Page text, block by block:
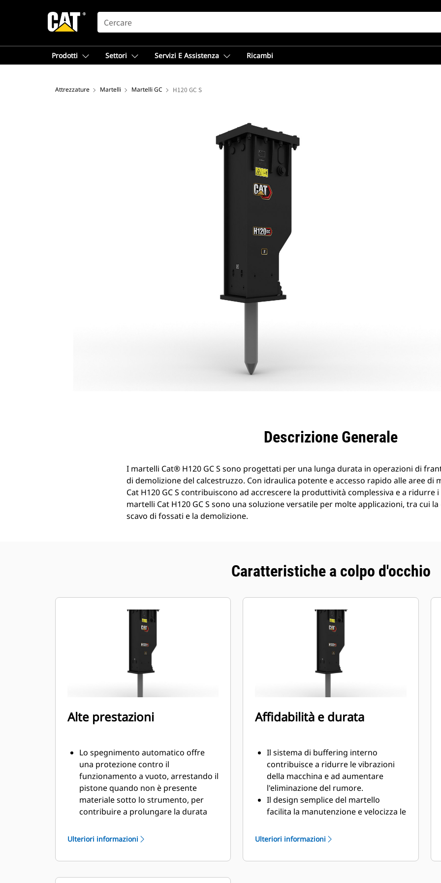
SEARCH
Prodotti Settori Servizi E Assistenza Ricambi
Attrezzature Martelli Martelli GC H120 GC S
Descrizione Generale
I martelli Cat® H120 GC S sono progettati per una lunga durata in operazioni di
di demolizione del calcestruzzo. Con idraulica potente e accesso rapido alle aree di
Cat H120 GC S contribuiscono ad accrescere la produttività complessiva e a ridurre
martelli Cat H120 GC S sono una soluzione versatile per molte applicazioni, tra cui
scavo di fossati e la demolizione.
Caratteristiche a colpo d'occhio
Alte prestazioni
Lo spegnimento automatico offre
una protezione contro il
funzionamento a vuoto, arrestando il
pistone quando non è presente
materiale sotto lo strumento, per
contribuire a prolungare la durata
La regolazione manuale della velocità
un'elevata velocità del pistone e la
Ulteriori informazioni
Affidabilità e durata
Il sistema di buffering interno
contribuisce a ridurre le vibrazioni
della macchina e ad aumentare
l'eliminazione del rumore.
Il design semplice del martello
facilita la manutenzione e velocizza le
ridurre i costi di proprietà e di
I componenti idraulici critici sono
Ulteriori informazioni